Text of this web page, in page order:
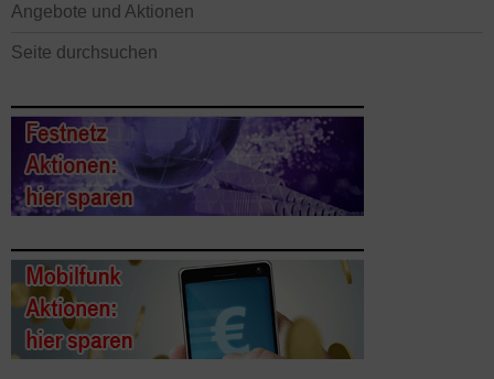
Angebote und Aktionen
Seite durchsuchen